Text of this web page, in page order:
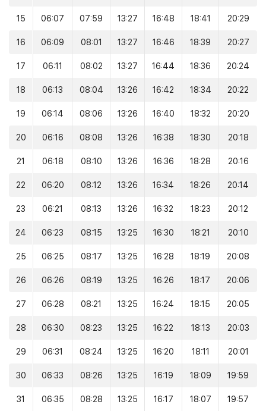
15 06:07 07:59 13:27 16:48 18:41 20:29
16 06:09 08:01 13:27 16:46 18:39 20:27
17 06:11 08:02 13:27 16:44 18:36 20:24
18 06:13 08:04 13:26 16:42 18:34 20:22
19 06:14 08:06 13:26 16:40 18:32 20:20
20 06:16 08:08 13:26 16:38 18:30 20:18
21 06:18 08:10 13:26 16:36 18:28 20:16
22 06:20 08:12 13:26 16:34 18:26 20:14
23 06:21 08:13 13:26 16:32 18:23 20:12
24 06:23 08:15 13:25 16:30 18:21 20:10
25 06:25 08:17 13:25 16:28 18:19 20:08
26 06:26 08:19 13:25 16:26 18:17 20:06
27 06:28 08:21 13:25 16:24 18:15 20:05
28 06:30 08:23 13:25 16:22 18:13 20:03
29 06:31 08:24 13:25 16:20 18:11 20:01
30 06:33 08:26 13:25 16:19 18:09 19:59
31 06:35 08:28 13:25 16:17 18:07 19:57